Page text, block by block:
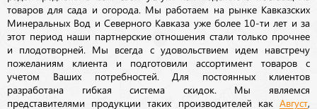
товаров для сада и огорода. Мы работаем на рынке Кавказских
Минеральных Вод и Северного Кавказа уже более 10-ти лет и за
этот период наши партнерские отношения стали только прочнее
и плодотворней. Мы всегда с удовольствием идем навстречу
пожеланиям клиента и подготовили ассортимент товаров с
учетом Ваших потребностей. Для постоянных клиентов
разработана гибкая система скидок. Мы являемся
представителями продукции таких производителей как Август